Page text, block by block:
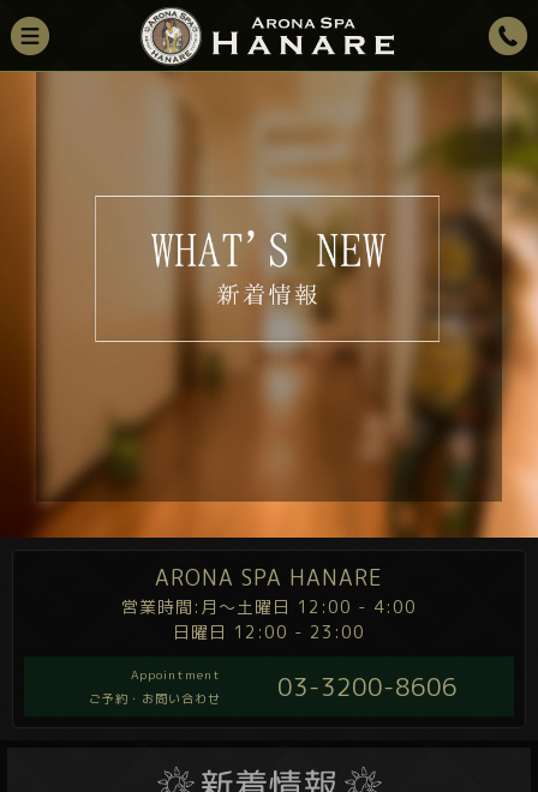
ARONA SPA HANARE
営業時間:月～土曜日 12:00 - 4:00
日曜日 12:00 - 23:00
Appointment
ご予約・お問い合わせ
03-3200-8606